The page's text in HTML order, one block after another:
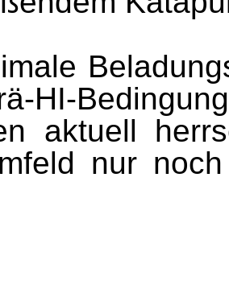
HI-
aktuell
nur